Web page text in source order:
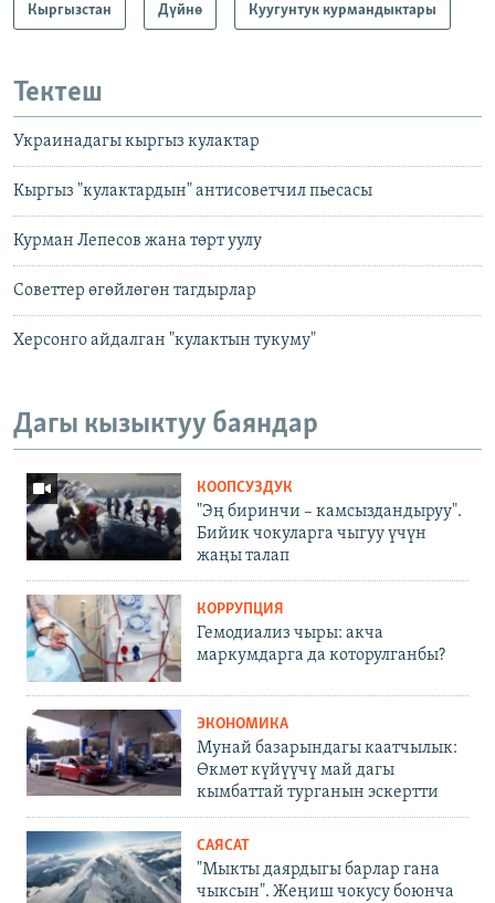
Кыргызстан Дүйнө Куугунтук курмандыктары
Тектеш
Украинадагы кыргыз кулактар
Кыргыз "кулактардын" антисоветчил пьесасы
Курман Лепесов жана төрт уулу
Советтер өгөйлөгөн тагдырлар
Херсонго айдалган "кулактын тукуму"
Дагы кызыктуу баяндар
КООПСУЗДУК
"Эң биринчи – камсыздандыруу".
Бийик чокуларга чыгуу үчүн
жаңы талап
КОРРУПЦИЯ
Гемодиализ чыры: акча
маркумдарга да которулганбы?
ЭКОНОМИКА
Мунай базарындагы каатчылык:
Өкмөт күйүүчү май дагы
кымбаттай турганын эскертти
САЯСАТ
"Мыкты даярдыгы барлар гана
чыксын". Жеңиш чокусу боюнча